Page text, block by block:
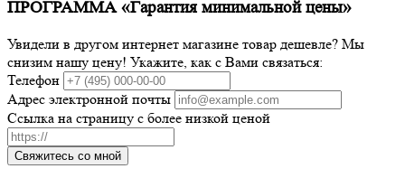
ПРОГРАММА «Гарантия минимальной цены»
Увидели в другом интернет магазине товар дешевле? Мы
снизим нашу цену! Укажите, как с Вами связаться:
Телефон
Адрес электронной почты
Ссылка на страницу с более низкой ценой
Свяжитесь со мной